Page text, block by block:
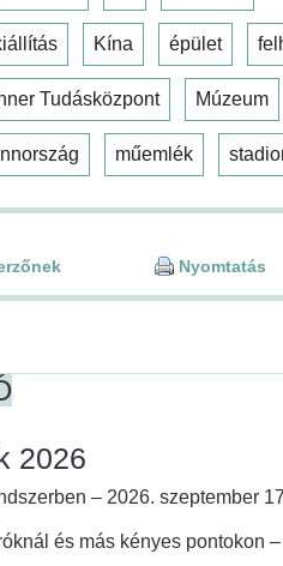
Kína épület
Tudásközpont Múzeum
műemlék
Nyomtatás
2026
– 2026. szeptember
és más kényes pontokon